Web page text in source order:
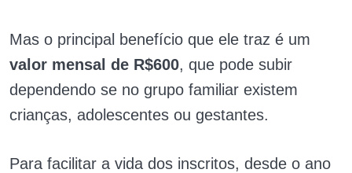
Mas o principal benefício que ele traz é um
valor mensal de R$600, que pode subir
dependendo se no grupo familiar existem
crianças, adolescentes ou gestantes.
Para facilitar a vida dos inscritos, desde o ano